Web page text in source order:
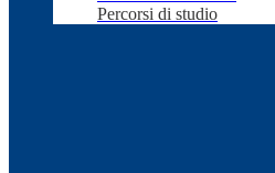
Percorsi di studio